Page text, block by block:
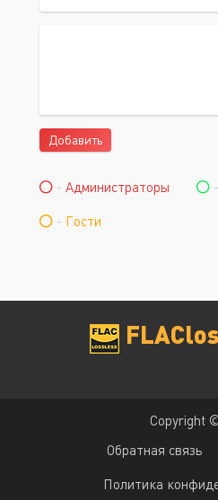
Добавить
- Администраторы -
- Гости
Copyright
Обратная связь
Политика